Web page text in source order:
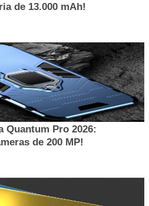
de 13.000 mAh!
Quantum Pro 2026:
de 200 MP!